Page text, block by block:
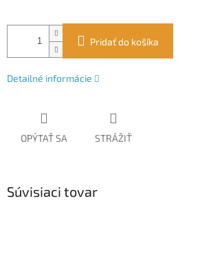
cena:
Pridať do košíka
Detailné informácie
OPÝTAŤ SA STRÁŽIŤ
Súvisiaci tovar